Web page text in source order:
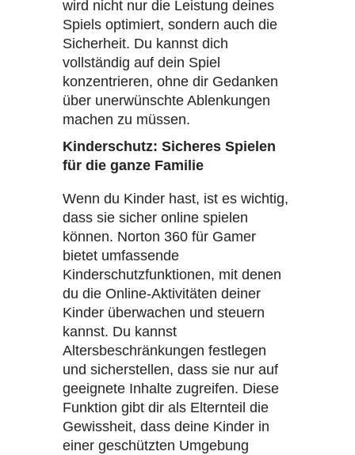
wird nicht nur die Leistung deines
Spiels optimiert, sondern auch die
Sicherheit. Du kannst dich
vollständig auf dein Spiel
konzentrieren, ohne dir Gedanken
über unerwünschte Ablenkungen
machen zu müssen.
Kinderschutz: Sicheres Spielen
für die ganze Familie
Wenn du Kinder hast, ist es wichtig,
dass sie sicher online spielen
können. Norton 360 für Gamer
bietet umfassende
Kinderschutzfunktionen, mit denen
du die Online-Aktivitäten deiner
Kinder überwachen und steuern
kannst. Du kannst
Altersbeschränkungen festlegen
und sicherstellen, dass sie nur auf
geeignete Inhalte zugreifen. Diese
Funktion gibt dir als Elternteil die
Gewissheit, dass deine Kinder in
einer geschützten Umgebung